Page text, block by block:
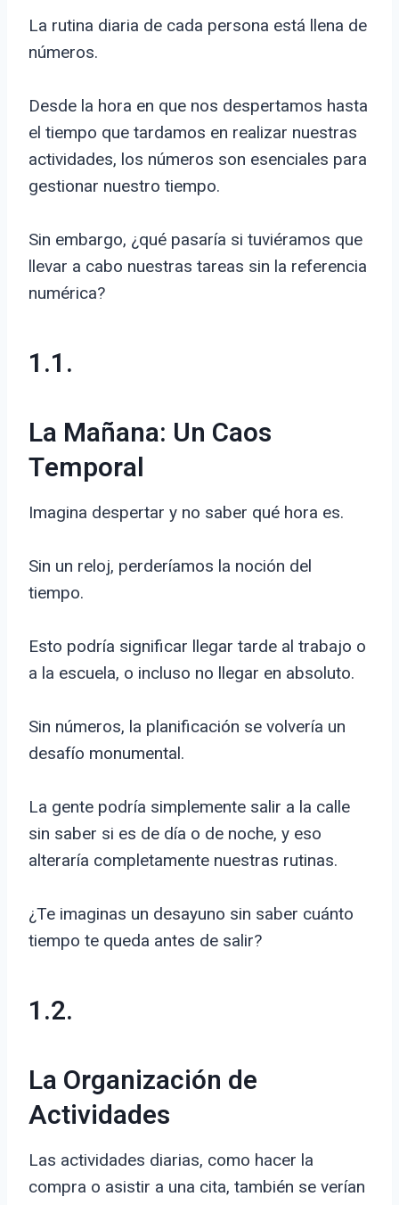
La rutina diaria de cada persona está llena de
números.
Desde la hora en que nos despertamos hasta
el tiempo que tardamos en realizar nuestras
actividades, los números son esenciales para
gestionar nuestro tiempo.
Sin embargo, ¿qué pasaría si tuviéramos que
llevar a cabo nuestras tareas sin la referencia
numérica?
1.1.
La Mañana: Un Caos
Temporal
Imagina despertar y no saber qué hora es.
Sin un reloj, perderíamos la noción del
tiempo.
Esto podría significar llegar tarde al trabajo o
a la escuela, o incluso no llegar en absoluto.
Sin números, la planificación se volvería un
desafío monumental.
La gente podría simplemente salir a la calle
sin saber si es de día o de noche, y eso
alteraría completamente nuestras rutinas.
¿Te imaginas un desayuno sin saber cuánto
tiempo te queda antes de salir?
1.2.
La Organización de
Actividades
Las actividades diarias, como hacer la
compra o asistir a una cita, también se verían